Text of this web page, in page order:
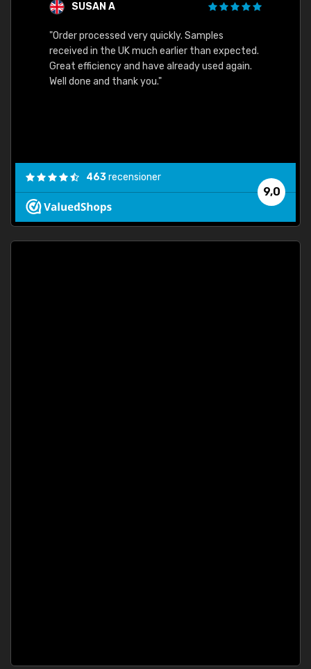
SUSAN A
"Order processed very quickly. Samples
received in the UK much earlier than expected.
Great efficiency and have already used again.
Well done and thank you."
9,0
463recensioner